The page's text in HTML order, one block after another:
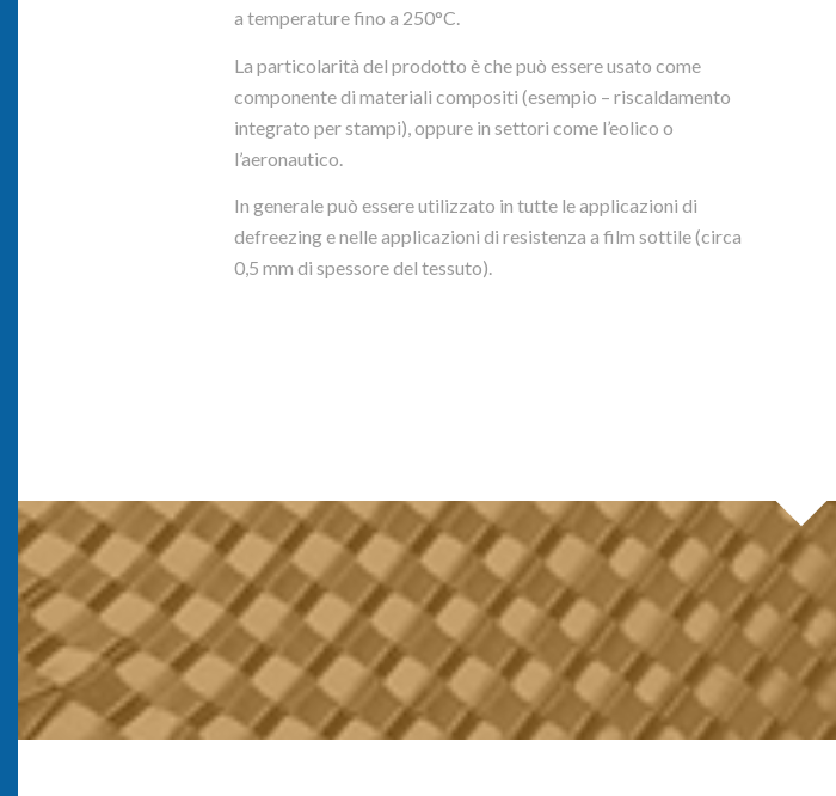
a temperature fino a 250°C.
La particolarità del prodotto è che può essere usato come
componente di materiali compositi (esempio – riscaldamento
integrato per stampi), oppure in settori come l’eolico o
l’aeronautico.
In generale può essere utilizzato in tutte le applicazioni di
defreezing e nelle applicazioni di resistenza a film sottile (circa
0,5 mm di spessore del tessuto).